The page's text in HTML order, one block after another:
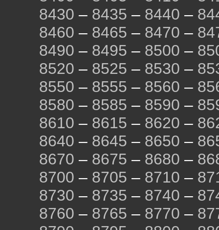
8430 – 8435 – 8440 –
8460 – 8465 – 8470 –
8490 – 8495 – 8500 –
8520 – 8525 – 8530 –
8550 – 8555 – 8560 –
8580 – 8585 – 8590 –
8610 – 8615 – 8620 –
8640 – 8645 – 8650 –
8670 – 8675 – 8680 –
8700 – 8705 – 8710 –
8730 – 8735 – 8740 –
8760 – 8765 – 8770 –